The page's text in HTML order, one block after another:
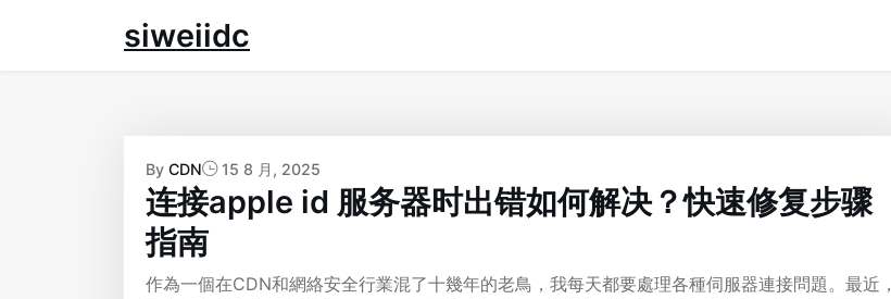
siweiidc
By CDN 15 8 月, 2025
连接apple id 服务器时出错如何解决？快速修复步骤
指南
作為一個在CDN和網絡安全行業混了十幾年的老鳥，我每天都要處理各種伺服器連接問題。最近，